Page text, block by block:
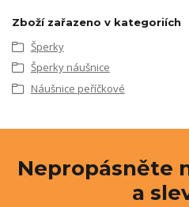
Zboží zařazeno v kategoriích
Šperky
Šperky náušnice
Náušnice peříčkové
Nepropásněte
a